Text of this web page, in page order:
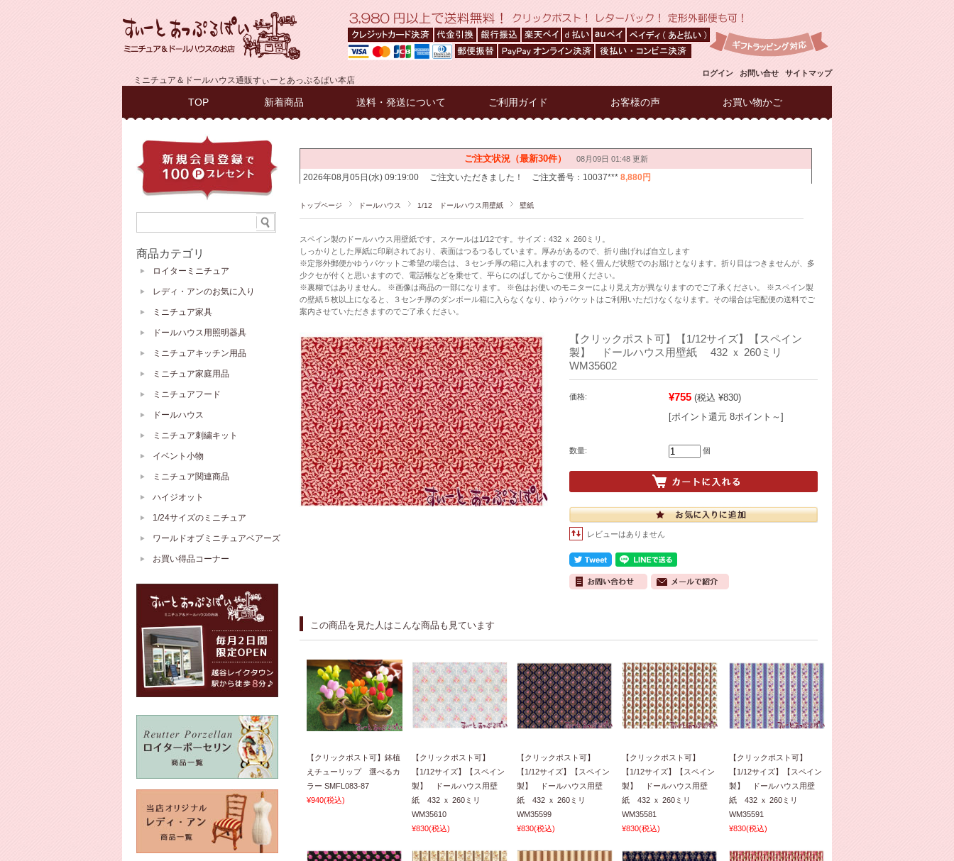
ミニチュア＆ドールハウス通販すぃーとあっぷるぱい本店
ログイン お問い合せ サイトマップ
TOP 新着商品 送料・発送について ご利用ガイド お客様の声 お買い物かご
トップページ ドールハウス 1/12 ドールハウス用壁紙 壁紙
スペイン製のドールハウス用壁紙です。スケールは1/12です。サイズ：432 ｘ 260ミリ。
しっかりとした厚紙に印刷されており、表面はつるつるしています。厚みがあるので、折り曲げれば自立します
※定形外郵便かゆうパケットご希望の場合は、３センチ厚の箱に入れますので、軽く畳んだ状態でのお届けとなります。折り目はつきませんが、多
少クセが付くと思いますので、電話帳などを乗せて、平らにのばしてからご使用ください。
※裏糊ではありません。 ※画像は商品の一部になります。 ※色はお使いのモニターにより見え方が異なりますのでご了承ください。 ※スペイン製
の壁紙５枚以上になると、３センチ厚のダンボール箱に入らなくなり、ゆうパケットはご利用いただけなくなります。その場合は宅配便の送料でご
案内させていただきますのでご了承ください。
【クリックポスト可】【1/12サイズ】【スペイン
製】 ドールハウス用壁紙 432 ｘ 260ミリ
WM35602
価格: ¥755 (税込 ¥830)
[ポイント還元 8ポイント～]
数量: 個
レビューはありません
この商品を見た人はこんな商品も見ています
【クリックポスト可】鉢植
えチューリップ 選べるカ
ラー SMFL083-87
¥940(税込)
【クリックポスト可】
【1/12サイズ】【スペイン
製】 ドールハウス用壁
紙 432 ｘ 260ミリ
WM35610
¥830(税込)
【クリックポスト可】
【1/12サイズ】【スペイン
製】 ドールハウス用壁
紙 432 ｘ 260ミリ
WM35599
¥830(税込)
【クリックポスト可】
【1/12サイズ】【スペイン
製】 ドールハウス用壁
紙 432 ｘ 260ミリ
WM35581
¥830(税込)
【クリックポスト可】
【1/12サイズ】【スペイン
製】 ドールハウス用壁
紙 432 ｘ 260ミリ
WM35591
¥830(税込)
商品カテゴリ
ロイターミニチュア
レディ・アンのお気に入り
ミニチュア家具
ドールハウス用照明器具
ミニチュアキッチン用品
ミニチュア家庭用品
ミニチュアフード
ドールハウス
ミニチュア刺繍キット
イベント小物
ミニチュア関連商品
ハイジオット
1/24サイズのミニチュア
ワールドオブミニチュアベアーズ
お買い得品コーナー